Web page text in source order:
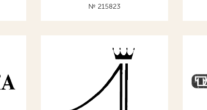
№ 215823